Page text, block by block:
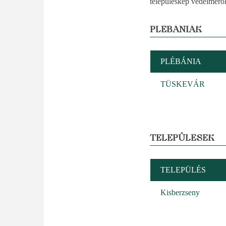
PLÉBÁNIÁK
PLÉBÁNIA
TÜSKEVÁR
TELEPÜLÉSEK
TELEPÜLÉS
Kisberzseny